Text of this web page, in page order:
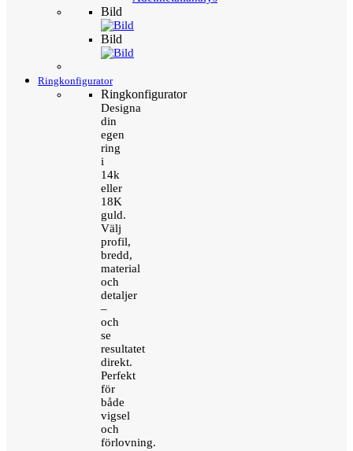
Bild
Bild
Ringkonfigurator
Ringkonfigurator
Designa
din
egen
ring
i
14k
eller
18K
guld.
Välj
profil,
bredd,
material
och
detaljer
–
och
se
resultatet
direkt.
Perfekt
för
både
vigsel
och
förlovning.